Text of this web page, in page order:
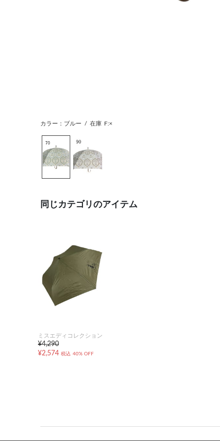
カラー：ブルー / 在庫 F:×
同じカテゴリのアイテム
ミスエディコレクション
¥4,290
¥2,574 税込 40% OFF